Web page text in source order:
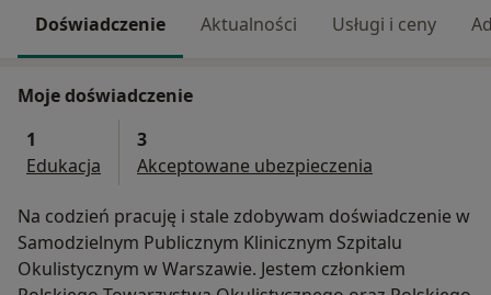
Doświadczenie Aktualności Usługi i ceny
Moje doświadczenie
1
Edukacja
3
Akceptowane ubezpieczenia
Na codzień pracuję i stale zdobywam doświadczenie w
Samodzielnym Publicznym Klinicznym Szpitalu
Okulistycznym w Warszawie. Jestem członkiem